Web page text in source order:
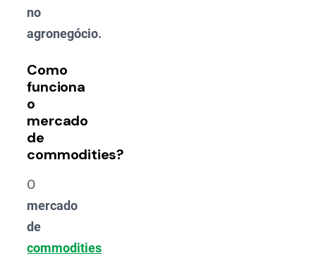
no
agronegócio.
Como
funciona
o
mercado
de
commodities?
O
mercado
de
commodities